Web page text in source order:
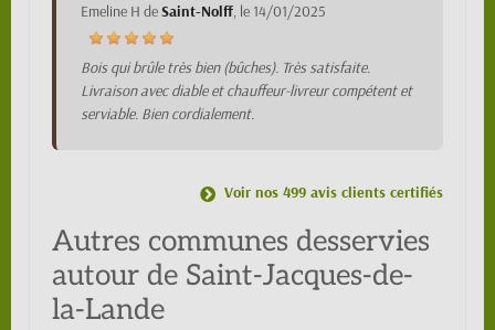
Emeline H deSaint-Nolff, le 14/01/2025
Bois qui brûle très bien (bûches). Très satisfaite.
Livraison avec diable et chauffeur-livreur compétent et
serviable. Bien cordialement.
Voir nos 499 avis clients certifiés
Autres communes desservies
autour de Saint-Jacques-de-
la-Lande